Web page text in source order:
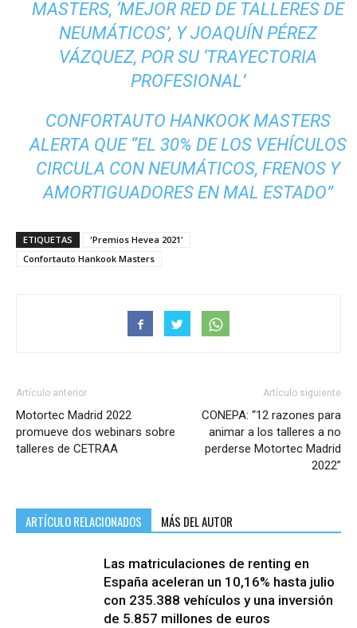
MASTERS, ‘MEJOR RED DE TALLERES DE
NEUMÁTICOS’, Y JOAQUÍN PÉREZ
VÁZQUEZ, POR SU ‘TRAYECTORIA
PROFESIONAL’
CONFORTAUTO HANKOOK MASTERS
ALERTA QUE “EL 30% DE LOS VEHÍCULOS
CIRCULA CON NEUMÁTICOS, FRENOS Y
AMORTIGUADORES EN MAL ESTADO”
ETIQUETAS
'Premios Hevea 2021'
Confortauto Hankook Masters
Artículo anterior
Motortec Madrid 2022
promueve dos webinars sobre
talleres de CETRAA
Artículo siguiente
CONEPA: “12 razones para
animar a los talleres a no
perderse Motortec Madrid
2022”
ARTÍCULO RELACIONADOS MÁS DEL AUTOR
Las matriculaciones de renting en
España aceleran un 10,16% hasta julio
con 235.388 vehículos y una inversión
de 5.857 millones de euros